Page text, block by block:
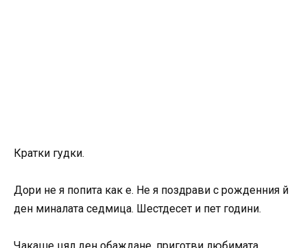
Кратки гудки.
Дори не я попита как е. Не я поздрави с рожденния й
ден миналата седмица. Шестдесет и пет години.